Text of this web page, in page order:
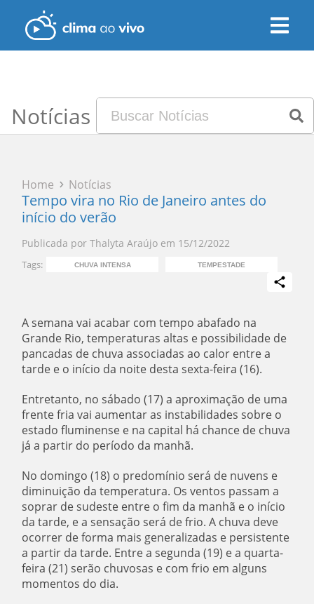
Notícias
Home Notícias
Tempo vira no Rio de Janeiro antes do
início do verão
Publicada por Thalyta Araújo em 15/12/2022
Tags: CHUVA INTENSA TEMPESTADE
A semana vai acabar com tempo abafado na
Grande Rio, temperaturas altas e possibilidade de
pancadas de chuva associadas ao calor entre a
tarde e o início da noite desta sexta-feira (16).
Entretanto, no sábado (17) a aproximação de uma
frente fria vai aumentar as instabilidades sobre o
estado fluminense e na capital há chance de chuva
já a partir do período da manhã.
No domingo (18) o predomínio será de nuvens e
diminuição da temperatura. Os ventos passam a
soprar de sudeste entre o fim da manhã e o início
da tarde, e a sensação será de frio. A chuva deve
ocorrer de forma mais generalizadas e persistente
a partir da tarde. Entre a segunda (19) e a quarta-
feira (21) serão chuvosas e com frio em alguns
momentos do dia.